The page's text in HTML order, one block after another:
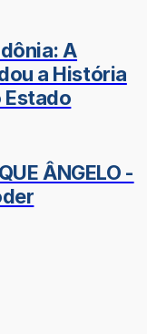
A
a História
Estado
ÂNGELO -